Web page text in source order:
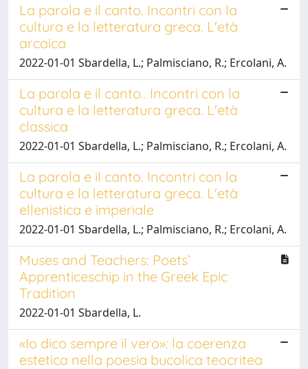
La parola e il canto. Incontri con la
cultura e la letteratura greca. L'età
arcaica
2022-01-01 Sbardella, L.; Palmisciano, R.; Ercolani, A.
La parola e il canto.. Incontri con la
cultura e la letteratura greca. L'età
classica
2022-01-01 Sbardella, L.; Palmisciano, R.; Ercolani, A.
La parola e il canto. Incontri con la
cultura e la letteratura greca. L'età
ellenistica e imperiale
2022-01-01 Sbardella, L.; Palmisciano, R.; Ercolani, A.
Muses and Teachers: Poets’
Apprenticeschip in the Greek Epic
Tradition
2022-01-01 Sbardella, L.
«Io dico sempre il vero»: la coerenza
estetica nella poesia bucolica teocritea